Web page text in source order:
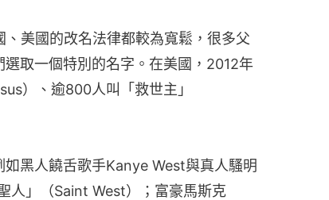
美國的改名法律都較為寬鬆，很多父
取一個特別的名字。在美國，2012年
）、逾800人叫「救世主」
如黑人饒舌歌手Kanye West與真人騷明
人」（Saint West）；富豪馬斯克